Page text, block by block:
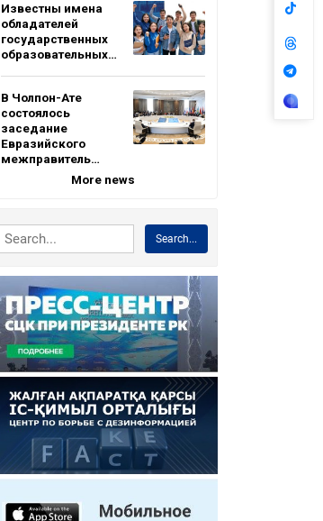
Известны имена
обладателей
государственных
образовательных…
В Чолпон-Ате
состоялось
заседание
Евразийского
межправитель…
More news
Search...